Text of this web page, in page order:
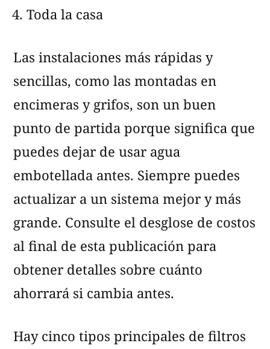
Toda la casa
Las instalaciones más rápidas y
sencillas, como las montadas en
encimeras y grifos, son un buen
punto de partida porque significa que
puedes dejar de usar agua
embotellada antes. Siempre puedes
actualizar a un sistema mejor y más
grande. Consulte el desglose de costos
al final de esta publicación para
obtener detalles sobre cuánto
ahorrará si cambia antes.
Hay cinco tipos principales de filtros